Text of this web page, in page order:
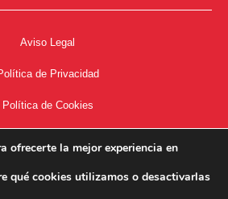
Aviso Legal
de Privacidad
Política de Cookies
ofrecerte la mejor experiencia en
qué cookies utilizamos o desactivarlas